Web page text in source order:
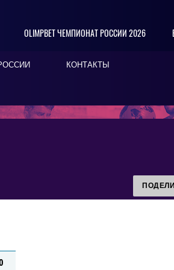
OLIMPBET ЧЕМПИОНАТ РОССИИ 2026
КОНТАКТЫ